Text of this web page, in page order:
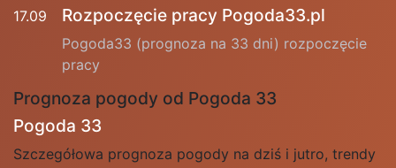
17.09 Rozpoczęcie pracy Pogoda33.pl
Pogoda33 (prognoza na 33 dni) rozpoczęcie
pracy
Prognoza pogody od Pogoda 33
Pogoda 33
Szczegółowa prognoza pogody na dziś i jutro, trendy